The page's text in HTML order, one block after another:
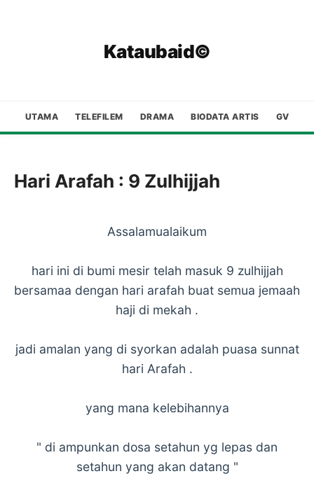
Kataubaid©
UTAMA TELEFILEM DRAMA BIODATA ARTIS GV
Hari Arafah : 9 Zulhijjah
Assalamualaikum
hari ini di bumi mesir telah masuk 9 zulhijjah
bersamaa dengan hari arafah buat semua jemaah
haji di mekah .
jadi amalan yang di syorkan adalah puasa sunnat
hari Arafah .
yang mana kelebihannya
" di ampunkan dosa setahun yg lepas dan
setahun yang akan datang "